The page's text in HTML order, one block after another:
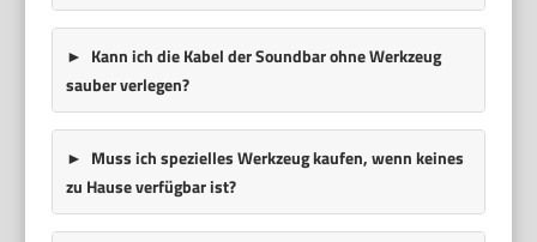
Kann ich die Kabel der Soundbar ohne Werkzeug
sauber verlegen?
Muss ich spezielles Werkzeug kaufen, wenn keines
zu Hause verfügbar ist?